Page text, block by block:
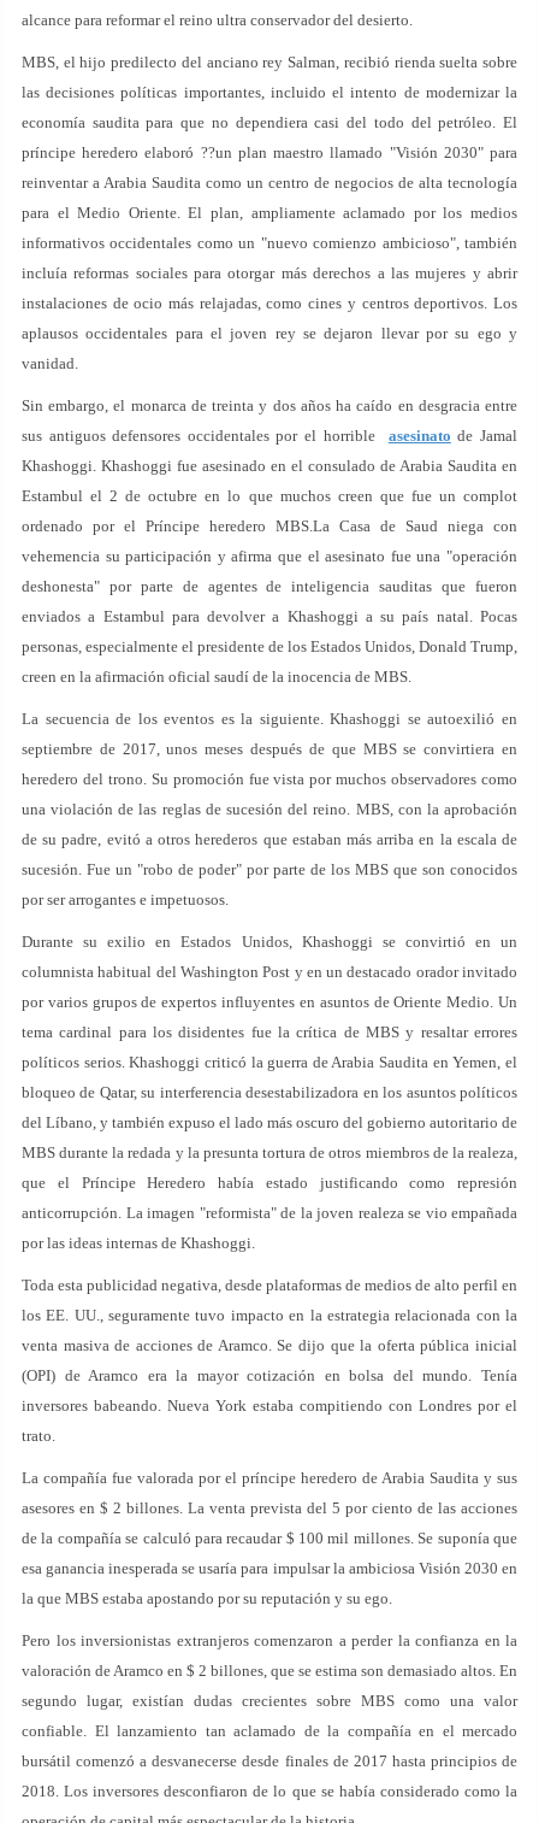
alcance para reformar el reino ultra conservador del desierto.
MBS, el hijo predilecto del anciano rey Salman, recibió rienda suelta sobre
las decisiones políticas importantes, incluido el intento de modernizar la
economía saudita para que no dependiera casi del todo del petróleo. El
príncipe heredero elaboró ??un plan maestro llamado "Visión 2030" para
reinventar a Arabia Saudita como un centro de negocios de alta tecnología
para el Medio Oriente. El plan, ampliamente aclamado por los medios
informativos occidentales como un "nuevo comienzo ambicioso", también
incluía reformas sociales para otorgar más derechos a las mujeres y abrir
instalaciones de ocio más relajadas, como cines y centros deportivos. Los
aplausos occidentales para el joven rey se dejaron llevar por su ego y
vanidad.
Sin embargo, el monarca de treinta y dos años ha caído en desgracia entre
sus antiguos defensores occidentales por el horrible asesinato de Jamal
Khashoggi. Khashoggi fue asesinado en el consulado de Arabia Saudita en
Estambul el 2 de octubre en lo que muchos creen que fue un complot
ordenado por el Príncipe heredero MBS.La Casa de Saud niega con
vehemencia su participación y afirma que el asesinato fue una "operación
deshonesta" por parte de agentes de inteligencia sauditas que fueron
enviados a Estambul para devolver a Khashoggi a su país natal. Pocas
personas, especialmente el presidente de los Estados Unidos, Donald Trump,
creen en la afirmación oficial saudí de la inocencia de MBS.
La secuencia de los eventos es la siguiente. Khashoggi se autoexilió en
septiembre de 2017, unos meses después de que MBS se convirtiera en
heredero del trono. Su promoción fue vista por muchos observadores como
una violación de las reglas de sucesión del reino. MBS, con la aprobación
de su padre, evitó a otros herederos que estaban más arriba en la escala de
sucesión. Fue un "robo de poder" por parte de los MBS que son conocidos
por ser arrogantes e impetuosos.
Durante su exilio en Estados Unidos, Khashoggi se convirtió en un
columnista habitual del Washington Post y en un destacado orador invitado
por varios grupos de expertos influyentes en asuntos de Oriente Medio. Un
tema cardinal para los disidentes fue la crítica de MBS y resaltar errores
políticos serios. Khashoggi criticó la guerra de Arabia Saudita en Yemen, el
bloqueo de Qatar, su interferencia desestabilizadora en los asuntos políticos
del Líbano, y también expuso el lado más oscuro del gobierno autoritario de
MBS durante la redada y la presunta tortura de otros miembros de la realeza,
que el Príncipe Heredero había estado justificando como represión
anticorrupción. La imagen "reformista" de la joven realeza se vio empañada
por las ideas internas de Khashoggi.
Toda esta publicidad negativa, desde plataformas de medios de alto perfil en
los EE. UU., seguramente tuvo impacto en la estrategia relacionada con la
venta masiva de acciones de Aramco. Se dijo que la oferta pública inicial
(OPI) de Aramco era la mayor cotización en bolsa del mundo. Tenía
inversores babeando. Nueva York estaba compitiendo con Londres por el
trato.
La compañía fue valorada por el príncipe heredero de Arabia Saudita y sus
asesores en $ 2 billones. La venta prevista del 5 por ciento de las acciones
de la compañía se calculó para recaudar $ 100 mil millones. Se suponía que
esa ganancia inesperada se usaría para impulsar la ambiciosa Visión 2030 en
la que MBS estaba apostando por su reputación y su ego.
Pero los inversionistas extranjeros comenzaron a perder la confianza en la
valoración de Aramco en $ 2 billones, que se estima son demasiado altos. En
segundo lugar, existían dudas crecientes sobre MBS como una valor
confiable. El lanzamiento tan aclamado de la compañía en el mercado
bursátil comenzó a desvanecerse desde finales de 2017 hasta principios de
2018. Los inversores desconfiaron de lo que se había considerado como la